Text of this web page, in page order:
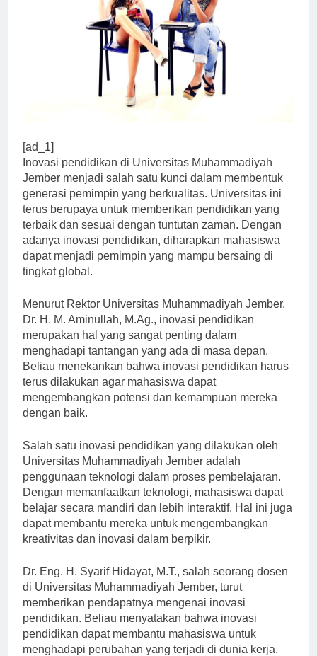
[ad_1]
Inovasi pendidikan di Universitas Muhammadiyah
Jember menjadi salah satu kunci dalam membentuk
generasi pemimpin yang berkualitas. Universitas ini
terus berupaya untuk memberikan pendidikan yang
terbaik dan sesuai dengan tuntutan zaman. Dengan
adanya inovasi pendidikan, diharapkan mahasiswa
dapat menjadi pemimpin yang mampu bersaing di
tingkat global.
Menurut Rektor Universitas Muhammadiyah Jember,
Dr. H. M. Aminullah, M.Ag., inovasi pendidikan
merupakan hal yang sangat penting dalam
menghadapi tantangan yang ada di masa depan.
Beliau menekankan bahwa inovasi pendidikan harus
terus dilakukan agar mahasiswa dapat
mengembangkan potensi dan kemampuan mereka
dengan baik.
Salah satu inovasi pendidikan yang dilakukan oleh
Universitas Muhammadiyah Jember adalah
penggunaan teknologi dalam proses pembelajaran.
Dengan memanfaatkan teknologi, mahasiswa dapat
belajar secara mandiri dan lebih interaktif. Hal ini juga
dapat membantu mereka untuk mengembangkan
kreativitas dan inovasi dalam berpikir.
Dr. Eng. H. Syarif Hidayat, M.T., salah seorang dosen
di Universitas Muhammadiyah Jember, turut
memberikan pendapatnya mengenai inovasi
pendidikan. Beliau menyatakan bahwa inovasi
pendidikan dapat membantu mahasiswa untuk
menghadapi perubahan yang terjadi di dunia kerja.